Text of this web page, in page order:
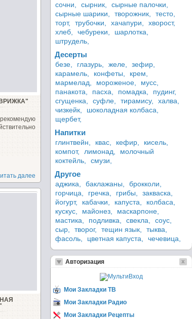
далее
сочни,
сырник,
сырные палочки,
сырные шарики,
творожник,
тесто,
торт,
трубочки, хачапури,
хворост,
хлеб,
чебуреки,
шарлотка,
штрудель,
Десерты
безе, глазурь, желе,
зефир,
карамель,
конфеты,
крем,
мармелад,
мороженое,
мусс,
панакота,
пасха, помадка,
пудинг,
сгущенка,
суфле, тирамису,
халва,
чизкейк,
шоколадная колбаса,
щербет,
Напитки
глинтвейн, квас, кефир,
кисель,
компот,
лимонад,
молочный
коктейль,
смузи,
Другое
аджика, баклажаны,
брокколи,
горчица,
гречка, грибы,
закваска,
йогурт,
кабачки, капуста,
колбаса,
кускус,
майонез,
маскарпоне,
мастика,
подливка, свекла,
соус,
сыр,
творог, тещин язык,
тыква,
фасоль,
цветная капуста, чечевица,
Авторизация
Мои Закладки ТВ
Мои Закладки Радио
Мои Закладки Рецепты